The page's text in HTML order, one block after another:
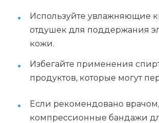
Используйте увлажняющие
отдушек для поддержания
кожи.
Избегайте применения
продуктов, которые могут
Если рекомендовано
компрессионные бандажи